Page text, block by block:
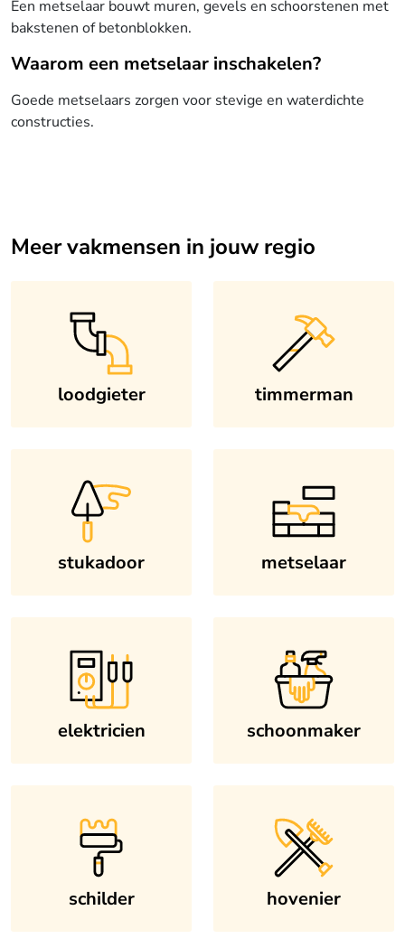
Een metselaar bouwt muren, gevels en schoorstenen met
bakstenen of betonblokken.
Waarom een metselaar inschakelen?
Goede metselaars zorgen voor stevige en waterdichte
constructies.
Meer vakmensen in jouw regio
loodgieter timmerman
stukadoor metselaar
elektricien schoonmaker
schilder hovenier